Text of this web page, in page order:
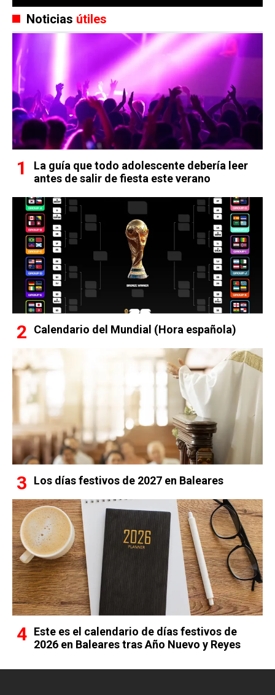
Noticias útiles
La guía que todo adolescente debería leer
antes de salir de fiesta este verano
Calendario del Mundial (Hora española)
Los días festivos de 2027 en Baleares
Este es el calendario de días festivos de
2026 en Baleares tras Año Nuevo y Reyes